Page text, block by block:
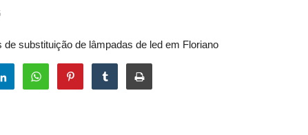
substituição de lâmpadas de led em Floriano